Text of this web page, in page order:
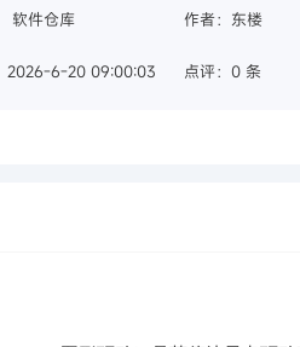
软件仓库 作者：东楼
2026-6-20 09:00:03 点评：0 条